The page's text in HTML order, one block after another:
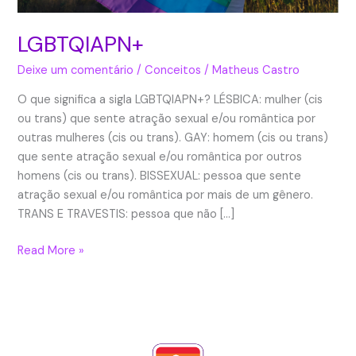
LGBTQIAPN+
Deixe um comentário /Conceitos /Matheus Castro
O que significa a sigla LGBTQIAPN+? LÉSBICA: mulher (cis
ou trans) que sente atração sexual e/ou romântica por
outras mulheres (cis ou trans). GAY: homem (cis ou trans)
que sente atração sexual e/ou romântica por outros
homens (cis ou trans). BISSEXUAL: pessoa que sente
atração sexual e/ou romântica por mais de um gênero.
TRANS E TRAVESTIS: pessoa que não […]
Read More »